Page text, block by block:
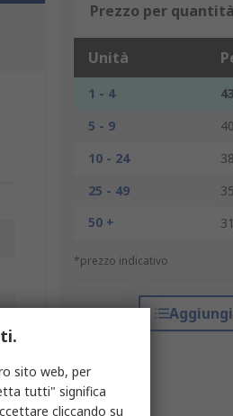
Prezzo per quantità
Unità
1 - 4
5 - 9
10 - 24
25 - 49
50 +
*prezzo indicativo
sito web, per
tutti" significa
cliccando su